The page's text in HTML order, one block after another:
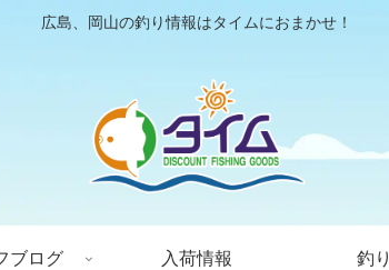
広島、岡山の釣り情報はタイムにおまかせ！
ブログ 入荷情報 釣